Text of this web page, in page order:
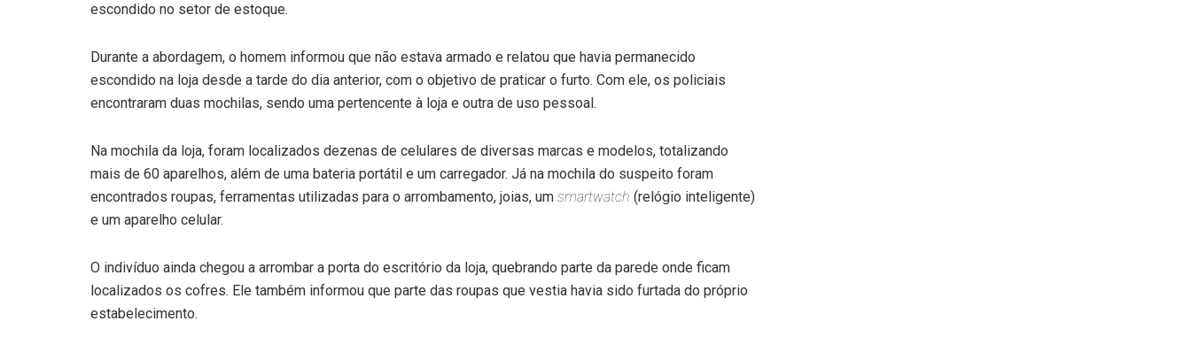
escondido no setor de estoque.
Durante a abordagem, o homem informou que não estava armado e relatou que havia permanecido
escondido na loja desde a tarde do dia anterior, com o objetivo de praticar o furto. Com ele, os policiais
encontraram duas mochilas, sendo uma pertencente à loja e outra de uso pessoal.
Na mochila da loja, foram localizados dezenas de celulares de diversas marcas e modelos, totalizando
mais de 60 aparelhos, além de uma bateria portátil e um carregador. Já na mochila do suspeito foram
encontrados roupas, ferramentas utilizadas para o arrombamento, joias, um smartwatch (relógio inteligente)
e um aparelho celular.
O indivíduo ainda chegou a arrombar a porta do escritório da loja, quebrando parte da parede onde ficam
localizados os cofres. Ele também informou que parte das roupas que vestia havia sido furtada do próprio
estabelecimento.